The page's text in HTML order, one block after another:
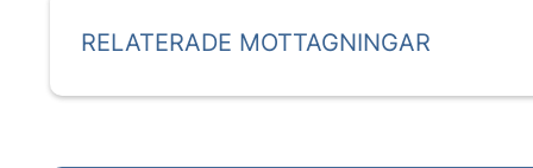
RELATERADE MOTTAGNINGAR